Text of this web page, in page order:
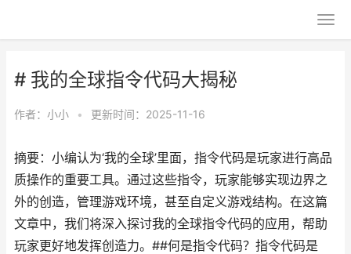
# 我的全球指令代码大揭秘
作者： 小小 • 更新时间：2025-11-16
摘要：小编认为‘我的全球’里面，指令代码是玩家进行高品
质操作的重要工具。通过这些指令，玩家能够实现边界之
外的创造，管理游戏环境，甚至自定义游戏结构。在这篇
文章中，我们将深入探讨我的全球指令代码的应用，帮助
玩家更好地发挥创造力。##何是指令代码？指令代码是